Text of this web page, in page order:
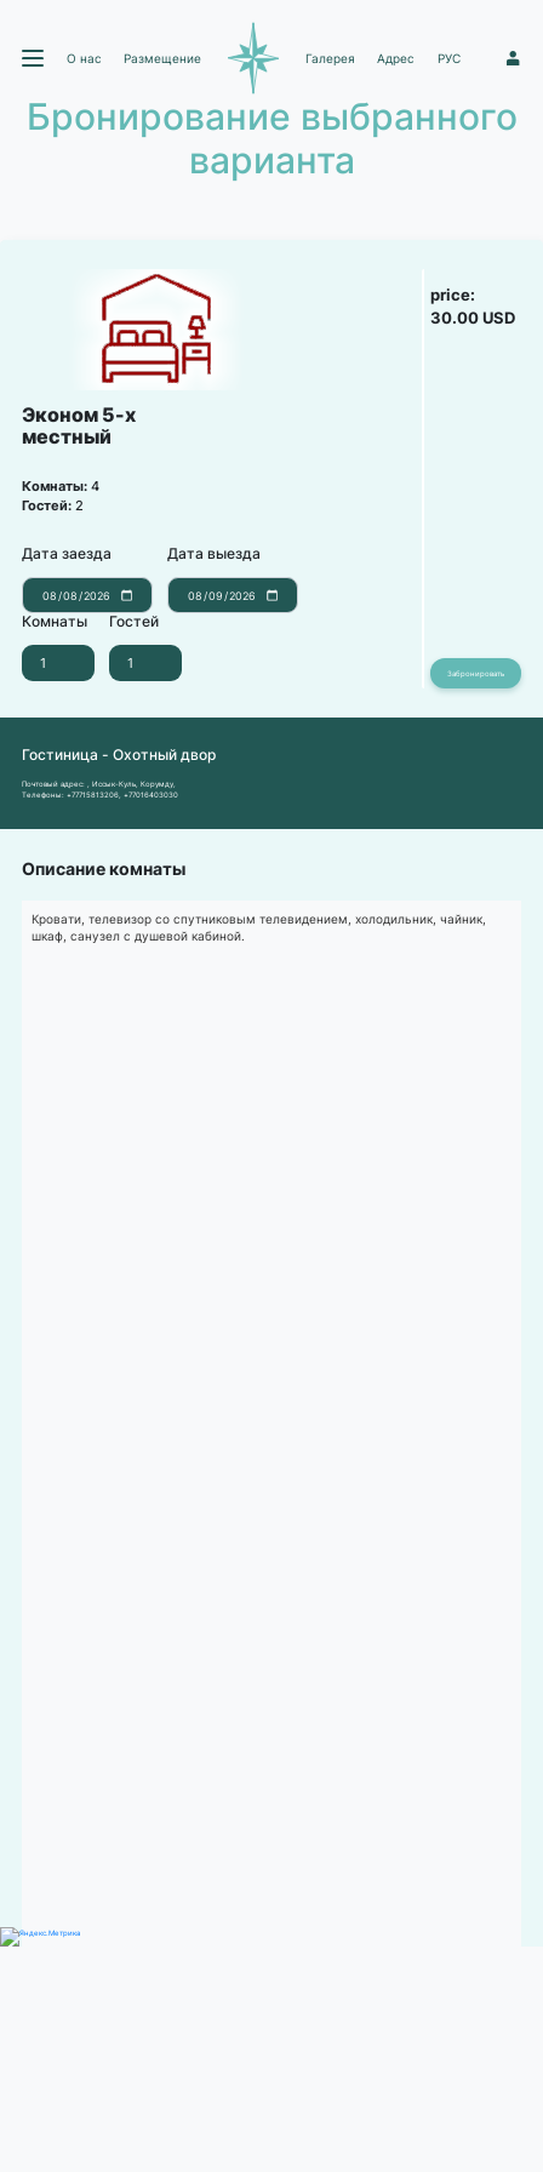
О нас Размещение Галерея Адрес РУС 1
Бронирование выбранного
варианта
Эконом 5-х
местный
Комнаты: 4
Гостей: 2
Дата заезда Дата выезда
Комнаты Гостей
price:
30.00 USD
Гостиница - Охотный двор
Почтовый адрес:
, Иссык-Куль, Корумду,
Телефоны: +77715813206 +77016403030
Описание комнаты